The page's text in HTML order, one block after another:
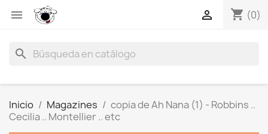
 shopping_cart (0)

search
Inicio Magazines
copia de Ah Nana (1) - Robbins ..
Cecilia .. Montellier .. etc